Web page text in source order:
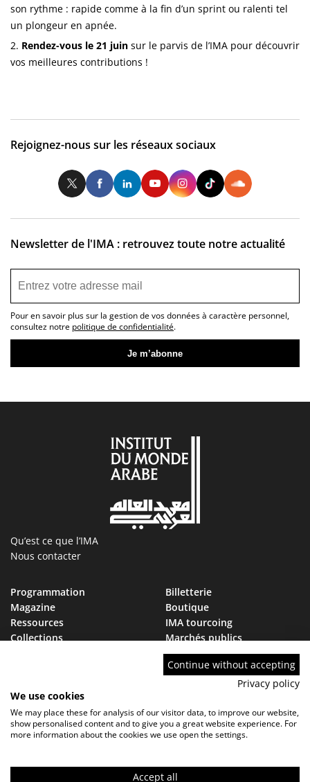
son rythme : rapide comme à la fin d’un sprint ou ralenti tel
un plongeur en apnée.
Rendez-vous le 21 juin sur le parvis de l’IMA pour découvrir
vos meilleures contributions !
Rejoignez-nous sur les réseaux sociaux
TwitterFacebookLinkedInYoutubeInstagram
Newsletter de l'IMA : retrouvez toute notre actualité
Pour en savoir plus sur la gestion de vos données à caractère personnel,
consultez notre politique de confidentialité.
Qu’est ce que l’IMA
Nous contacter
Programmation
Magazine
Ressources
Collections
Billetterie
Boutique
IMA tourcoing
Marchés publics
Nous rejoindre
Continue without accepting
Privacy policy
We use cookies
We may place these for analysis of our visitor data, to improve our website,
show personalised content and to give you a great website experience. For
more information about the cookies we use open the settings.
Accept all